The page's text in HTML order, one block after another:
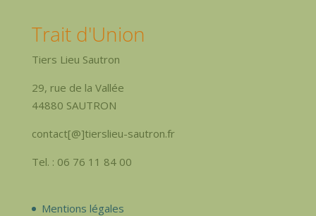
Trait d'Union
Tiers Lieu Sautron
29, rue de la Vallée
44880 SAUTRON
contact[@]tierslieu-sautron.fr
Tel. : 06 76 11 84 00
Mentions légales